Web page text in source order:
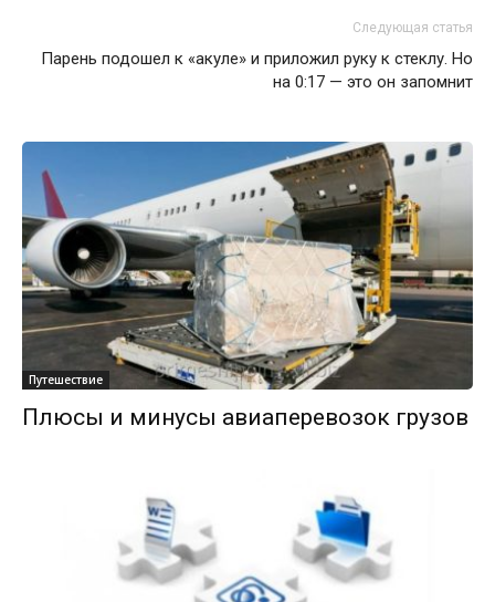
Следующая статья
Парень подошел к «акуле» и приложил руку к стеклу. Но
на 0:17 — это он запомнит
Путешествие
Плюсы и минусы авиаперевозок грузов